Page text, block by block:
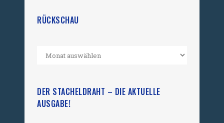
RÜCKSCHAU
DER STACHELDRAHT – DIE AKTUELLE
AUSGABE!